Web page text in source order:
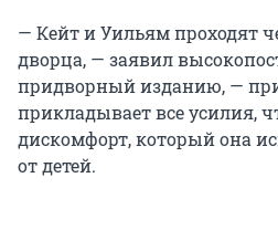
— Кейт и Уильям проходят
дворца, — заявил
придворный изданию, —
прикладывает все усилия,
дискомфорт, который она
от детей.